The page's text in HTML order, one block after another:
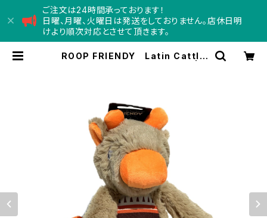
ご注文は24時間承っております！
日曜、月曜、火曜日は発送をしておりません。店休日明
けより順次対応とさせて頂きます。
ROOP FRIENDY Latin Cattle